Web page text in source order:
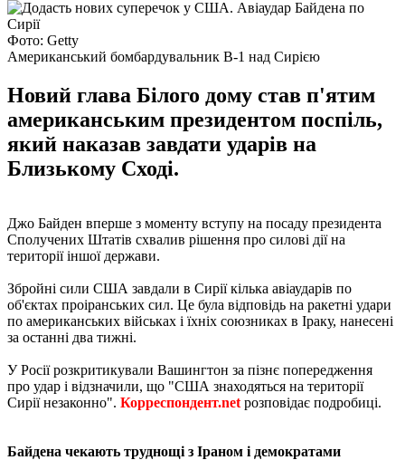
Фото: Getty
Американський бомбардувальник B-1 над Сирією
Новий глава Білого дому став п'ятим
американським президентом поспіль,
який наказав завдати ударів на
Близькому Сході.
Джо Байден вперше з моменту вступу на посаду президента
Сполучених Штатів схвалив рішення про силові дії на
території іншої держави.
Збройні сили США завдали в Сирії кілька авіаударів по
об'єктах проіранських сил. Це була відповідь на ракетні удари
по американських військах і їхніх союзниках в Іраку, нанесені
за останні два тижні.
У Росії розкритикували Вашингтон за пізнє попередження
про удар і відзначили, що "США знаходяться на території
Сирії незаконно". Корреспондент.net розповідає подробиці.
Байдена чекають труднощі з Іраном і демократами